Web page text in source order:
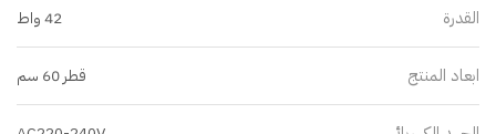
القدرة 42 واط
ابعاد المنتج قطر 60 سم